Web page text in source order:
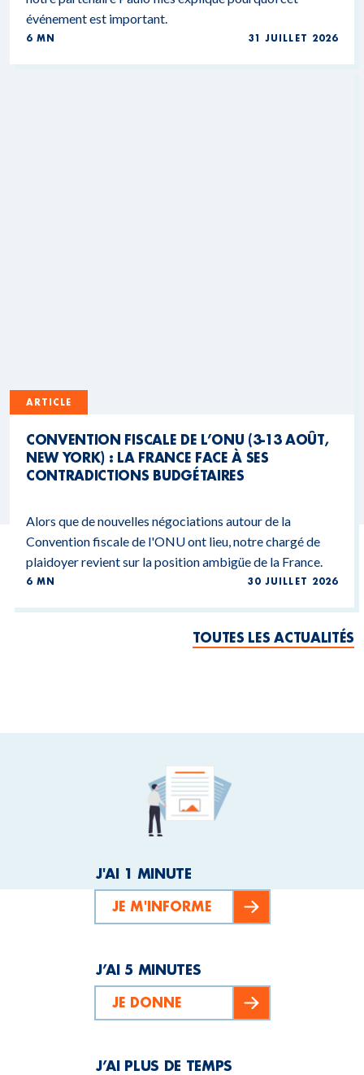
événement est important.
6 MN 31 JUILLET 2026
ARTICLE
CONVENTION FISCALE DE L’ONU (3-13 AOÛT,
NEW YORK) : LA FRANCE FACE À SES
CONTRADICTIONS BUDGÉTAIRES
Alors que de nouvelles négociations autour de la
Convention fiscale de l'ONU ont lieu, notre chargé de
plaidoyer revient sur la position ambigüe de la France.
6 MN 30 JUILLET 2026
TOUTES LES ACTUALITÉS
J'AI 1 MINUTE
JE M'INFORME
J’AI 5 MINUTES
JE DONNE
J’AI PLUS DE TEMPS